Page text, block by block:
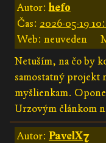
Autor:hefo
Čas: 2026-05-19
Web: neuveden
Netuším, na čo by
samostatný projekt
myšlienkam.
Urzovým článkom
Autor: PavelX7